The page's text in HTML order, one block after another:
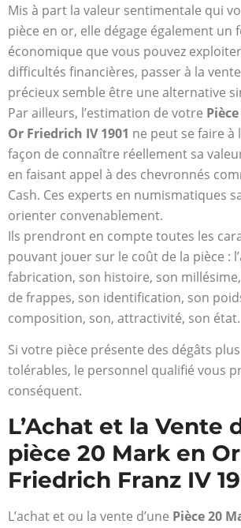
Mis à part la valeur sentimentale qui
pièce en or, elle dégage également un
économique que vous pouvez
difficultés financières, passer à la
précieux semble être une alternative
Par ailleurs, l’estimation de votre
Or Friedrich IV 1901 ne peut se faire à
façon de connaître réellement sa
en faisant appel à des chevronnés
Cash. Ces experts en numismatiques
orienter convenablement.
Ils prendront en compte toutes les
pouvant jouer sur le coût de la pièce :
fabrication, son histoire, son
de frappes, son identification, son
composition, son, attractivité, son état.
Si votre pièce présente des dégâts
tolérables, le personnel qualifié vous
conséquent.
L’Achat et la Vente
pièce 20 Mark en
Friedrich Franz IV
L’achat et ou la vente d’une Pièce 20